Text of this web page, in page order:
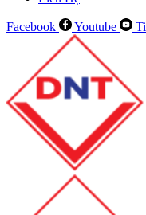
Facebook Youtube